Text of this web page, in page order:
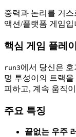
중력과 논리를 거
액션/플랫폼 게임입
핵심 게임 플레
run3에서 당신은
멍 투성이의 트랙
피하고, 계속 움직
주요 특징
끝없는 우주